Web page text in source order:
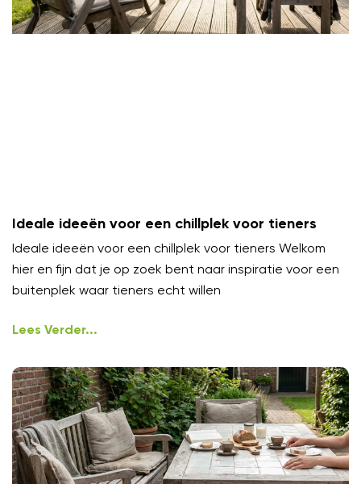
Ideale ideeën voor een chillplek voor tieners
Ideale ideeën voor een chillplek voor tieners Welkom
hier en fijn dat je op zoek bent naar inspiratie voor een
buitenplek waar tieners echt willen
Lees Verder...